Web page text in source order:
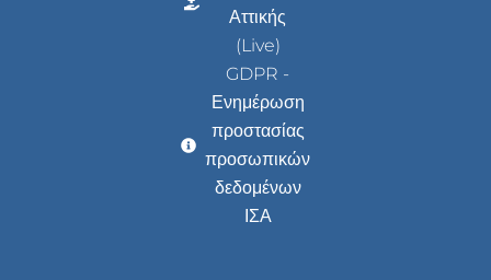
Αττικής
(Live)
GDPR -
Ενημέρωση
προστασίας
προσωπικών
δεδομένων
ΙΣΑ